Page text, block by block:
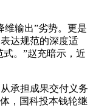
输出”劣势。更是
达规范的深度适
式。”赵充暗示，近
承担成果交付义务
，国科投本钱轮继